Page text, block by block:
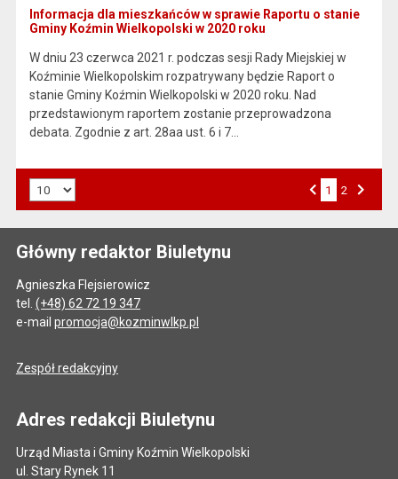
Informacja dla mieszkańców w sprawie Raportu o stanie
Gminy Koźmin Wielkopolski w 2020 roku
W dniu 23 czerwca 2021 r. podczas sesji Rady Miejskiej w
Koźminie Wielkopolskim rozpatrywany będzie Raport o
stanie Gminy Koźmin Wielkopolski w 2020 roku. Nad
przedstawionym raportem zostanie przeprowadzona
debata. Zgodnie z art. 28aa ust. 6 i 7…
1 2
Główny redaktor Biuletynu
Agnieszka Flejsierowicz
tel. (+48) 62 72 19 347
e-mail promocja@kozminwlkp.pl
Zespół redakcyjny
Adres redakcji Biuletynu
Urząd Miasta i Gminy Koźmin Wielkopolski
ul. Stary Rynek 11